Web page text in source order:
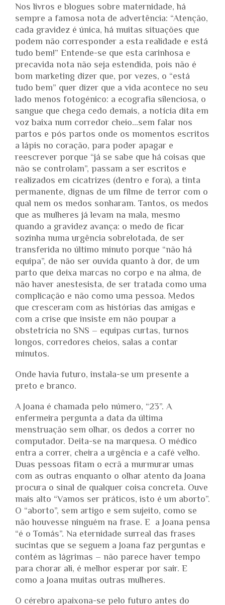
Nos livros e blogues sobre maternidade, há
sempre a famosa nota de advertência: “Atenção,
cada gravidez é única, há muitas situações que
podem não corresponder a esta realidade e está
tudo bem!” Entende-se que esta carinhosa e
precavida nota não seja estendida, pois não é
bom marketing dizer que, por vezes, o “está
tudo bem” quer dizer que a vida acontece no seu
lado menos fotogénico: a ecografia silenciosa, o
sangue que chega cedo demais, a notícia dita em
voz baixa num corredor cheio…sem falar nos
partos e pós partos onde os momentos escritos
a lápis no coração, para poder apagar e
reescrever porque “já se sabe que há coisas que
não se controlam”, passam a ser escritos e
realizados em cicatrizes (dentro e fora), a tinta
permanente, dignas de um filme de terror com o
qual nem os medos sonharam. Tantos, os medos
que as mulheres já levam na mala, mesmo
quando a gravidez avança: o medo de ficar
sozinha numa urgência sobrelotada, de ser
transferida no último minuto porque “não há
equipa”, de não ser ouvida quanto à dor, de um
parto que deixa marcas no corpo e na alma, de
não haver anestesista, de ser tratada como uma
complicação e não como uma pessoa. Medos
que cresceram com as histórias das amigas e
com a crise que insiste em não poupar a
obstetrícia no SNS – equipas curtas, turnos
longos, corredores cheios, salas a contar
minutos.
Onde havia futuro, instala-se um presente a
preto e branco.
A Joana é chamada pelo número, “23”. A
enfermeira pergunta a data da última
menstruação sem olhar, os dedos a correr no
computador. Deita-se na marquesa. O médico
entra a correr, cheira a urgência e a café velho.
Duas pessoas fitam o ecrã a murmurar umas
com as outras enquanto o olhar atento da Joana
procura o sinal de qualquer coisa concreta. Ouve
mais alto “Vamos ser práticos, isto é um aborto”.
O “aborto”, sem artigo e sem sujeito, como se
não houvesse ninguém na frase. E a Joana pensa
“é o Tomás”. Na eternidade surreal das frases
sucintas que se seguem a Joana faz perguntas e
contém as lágrimas – não parece haver tempo
para chorar ali, é melhor esperar por sair. E
como a Joana muitas outras mulheres.
O cérebro apaixona-se pelo futuro antes do